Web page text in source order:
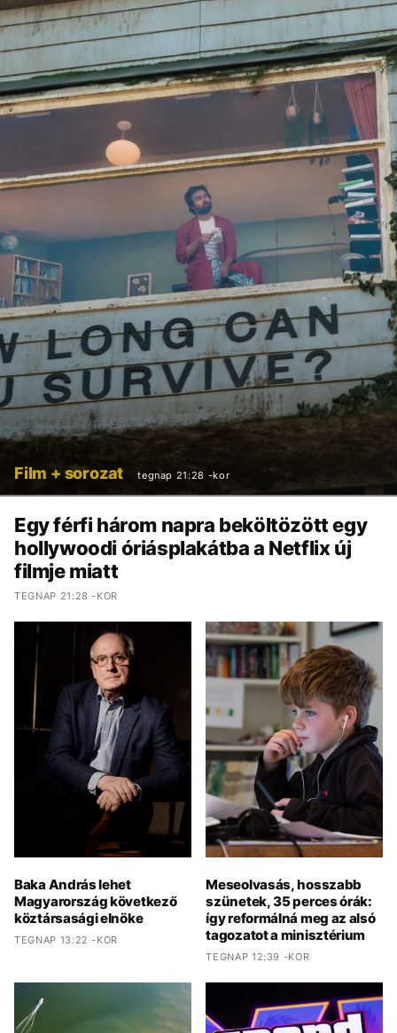
Film + sorozat tegnap 21:28 -kor
Egy férfi három napra beköltözött egy
hollywoodi óriásplakátba a Netflix új
filmje miatt
TEGNAP 21:28 -KOR
Baka András lehet
Magyarország következő
köztársasági elnöke
TEGNAP 13:22 -KOR
Meseolvasás, hosszabb
szünetek, 35 perces órák:
így reformálná meg az alsó
tagozatot a minisztérium
TEGNAP 12:39 -KOR